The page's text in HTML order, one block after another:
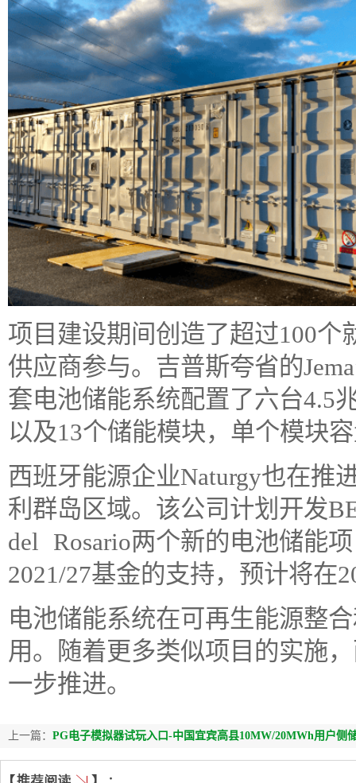
项目建设期间创造了超过100
供应商参与。吉普斯夸省的
套电池储能系统配置了六台4.5
以及13个储能模块，单个模块
西班牙能源企业Naturgy也在推
利群岛区域。该公司计划开发
del Rosario两个新的电池储能
2021/27基金的支持，预计将在
电池储能系统在可再生能源整
用。随着更多类似项目的实施
一步推进。
上一篇： PG电子模拟器试玩入口-中国宜宾高县10MW/20MWh用户侧